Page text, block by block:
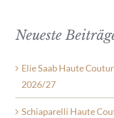
Neueste
Elie Saab Haute
2026/27
Schiaparelli Haute